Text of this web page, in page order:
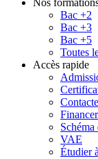
Nos
Bac +2
Bac +3
Bac +5
Toutes
Accès rapide
Schéma
VAE
Étudier